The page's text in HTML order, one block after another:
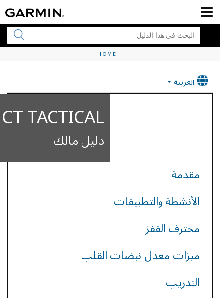
HOME
العربية
TACTICAL
دليل مالك
مقدمة
الأنشطة والتطبيقات
محترف القفز
ميزات معدل نبضات القلب
التدريب